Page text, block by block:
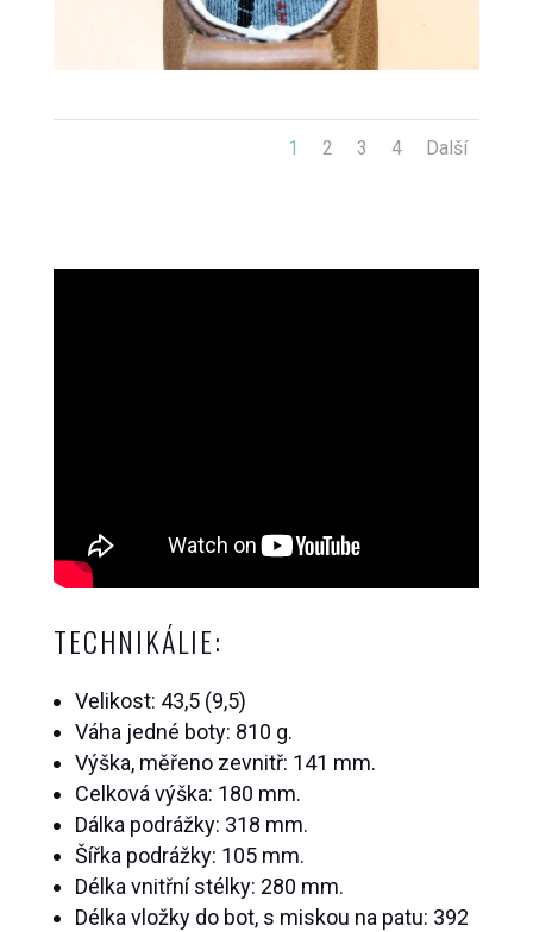
1 2 3 4 Další
TECHNIKÁLIE:
Velikost: 43,5 (9,5)
Váha jedné boty: 810 g.
Výška, měřeno zevnitř: 141 mm.
Celková výška: 180 mm.
Dálka podrážky: 318 mm.
Šířka podrážky: 105 mm.
Délka vnitřní stélky: 280 mm.
Délka vložky do bot, s miskou na patu: 392